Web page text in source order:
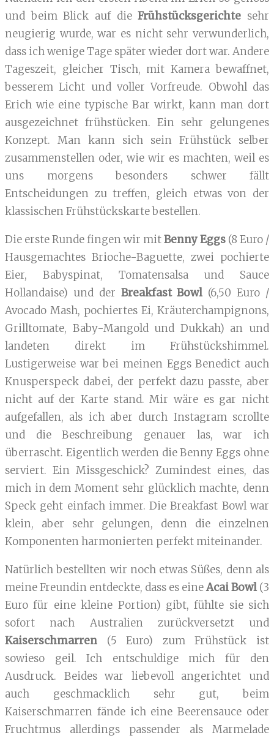
und beim Blick auf dieFrühstücksgerichte sehr
neugierig wurde, war es nicht sehr verwunderlich,
dass ich wenige Tage später wieder dort war. Andere
Tageszeit, gleicher Tisch, mit Kamera bewaffnet,
besserem Licht und voller Vorfreude. Obwohl das
Erich wie eine typische Bar wirkt, kann man dort
ausgezeichnet frühstücken. Ein sehr gelungenes
Konzept. Man kann sich sein Frühstück selber
zusammenstellen oder, wie wir es machten, weil es
uns morgens besonders schwer fällt
Entscheidungen zu treffen, gleich etwas von der
klassischen Frühstückskarte bestellen.
Die erste Runde fingen wir mitBenny Eggs (8 Euro /
Hausgemachtes Brioche-Baguette, zwei pochierte
Eier, Babyspinat, Tomatensalsa und Sauce
Hollandaise) und der Breakfast Bowl (6,50 Euro /
Avocado Mash, pochiertes Ei, Kräuterchampignons,
Grilltomate, Baby-Mangold und Dukkah) an und
landeten direkt im Frühstückshimmel.
Lustigerweise war bei meinen Eggs Benedict auch
Knusperspeck dabei, der perfekt dazu passte, aber
nicht auf der Karte stand. Mir wäre es gar nicht
aufgefallen, als ich aber durch Instagram scrollte
und die Beschreibung genauer las, war ich
überrascht. Eigentlich werden die Benny Eggs ohne
serviert. Ein Missgeschick? Zumindest eines, das
mich in dem Moment sehr glücklich machte, denn
Speck geht einfach immer. Die Breakfast Bowl war
klein, aber sehr gelungen, denn die einzelnen
Komponenten harmonierten perfekt miteinander.
Natürlich bestellten wir noch etwas Süßes, denn als
meine Freundin entdeckte, dass es eineAcai Bowl (3
Euro für eine kleine Portion) gibt, fühlte sie sich
sofort nach Australien zurückversetzt und
Kaiserschmarren (5 Euro) zum Frühstück ist
sowieso geil. Ich entschuldige mich für den
Ausdruck. Beides war liebevoll angerichtet und
auch geschmacklich sehr gut, beim
Kaiserschmarren fände ich eine Beerensauce oder
Fruchtmus allerdings passender als Marmelade